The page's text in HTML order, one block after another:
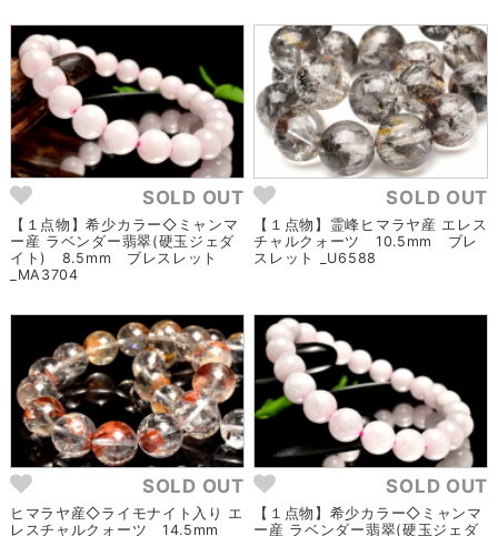
SOLD OUT
【１点物】希少カラー◇ミャンマ
ー産 ラベンダー翡翠(硬玉ジェダ
イト) 8.5mm ブレスレット
_MA3704
SOLD OUT
【１点物】霊峰ヒマラヤ産 エレス
チャルクォーツ 10.5mm ブレ
スレット _U6588
SOLD OUT
ヒマラヤ産◇ライモナイト入り エ
レスチャルクォーツ 14.5mm
SOLD OUT
【１点物】希少カラー◇ミャンマ
ー産 ラベンダー翡翠(硬玉ジェダ